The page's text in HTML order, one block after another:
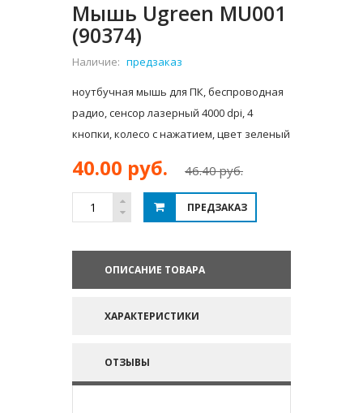
Мышь Ugreen MU001
(90374)
Наличие: предзаказ
ноутбучная мышь для ПК, беспроводная
радио, сенсор лазерный 4000 dpi, 4
кнопки, колесо с нажатием, цвет зеленый
40.00 руб. 46.40 руб.
ПРЕДЗАКАЗ
ОПИСАНИЕ ТОВАРА
ХАРАКТЕРИСТИКИ
ОТЗЫВЫ